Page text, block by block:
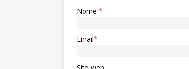
Nome *
Email*